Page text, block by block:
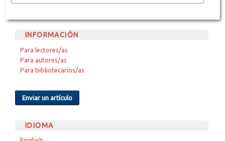
INFORMACIÓN
Para lectores/as
Para autores/as
Para bibliotecarios/as
Enviar un artículo
IDIOMA